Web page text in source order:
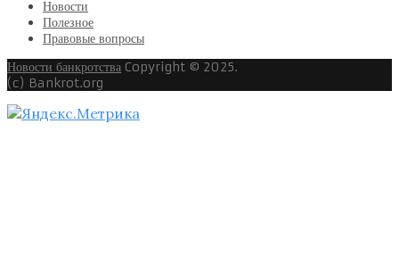
Новости
Полезное
Правовые вопросы
Новости банкротства Copyright © 2025.
(c) Bankrot.org